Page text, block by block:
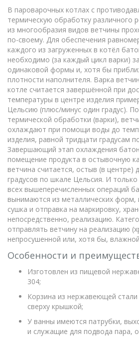
В пароварочных котлах с
термическую обработку различного
из многообразия видов ветчины
по-своему. Для обеспечения
каждого из загруженных в котёл
необходимо (за каждый цикл варки)
одинаковой формы и, хотя бы
плотности наполнителя. Варка
котле считается завершённой при
температуры в центре изделия
Цельсию (плюс/минус один градус).
термической обработки (варки),
охлаждают при помощи воды до
изделия, равной тридцати градусам
Завершающий этап охлаждения
помещение продукта в остывочную
ветчина считается, остыв (в центре)
градусов по шкале Цельсия. И
всех вышеперечисленных операций
вынимаются из металлических форм,
сушка и отправка на маркировку,
непосредственно, реализацию.
отправлять ветчину на реализацию
непросушенной или, хотя бы,
Особенности и
Изготовлен из пищевой
304;
Корзина из нержавеющей
сверху крышкой;
У ванны имеются патрубки,
и служащие для подвода пара,